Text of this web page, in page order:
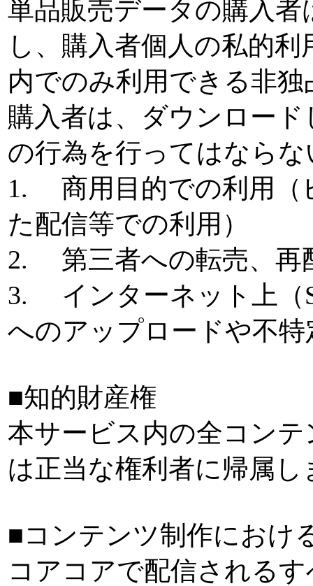
単品販売データの購入
し、購入者個人の私的
内でのみ利用できる非
購入者は、ダウンロー
の行為を行ってはなら
1. 商用目的での利用（
た配信等での利用）
2. 第三者への転売、再
3. インターネット上（
へのアップロードや不
■知的財産権
本サービス内の全コン
は正当な権利者に帰属し
■コンテンツ制作におけ
コアコアで配信される